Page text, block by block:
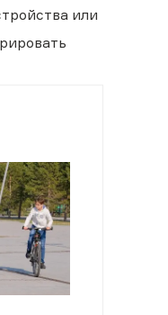
или